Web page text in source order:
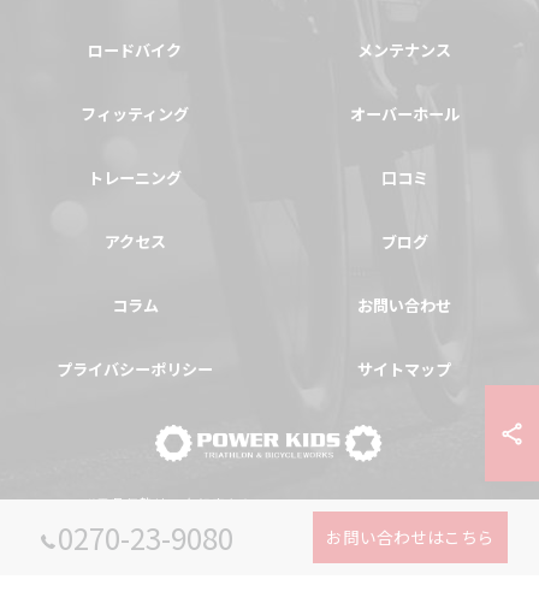
0270-23-9080 お問い合わせはこちら
ロードバイク メンテナンス
フィッティング オーバーホール
トレーニング 口コミ
アクセス ブログ
コラム お問い合わせ
プライバシーポリシー サイトマップ
© 2026 群馬県伊勢崎の自転車ならPOWER-KIDS ALL RIGHTS RESERVED.